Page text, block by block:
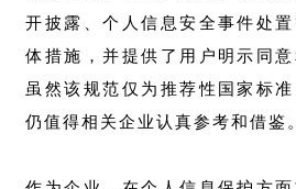
开披露、个人信息安全事件处
体措施，并提供了用户明示同意
虽然该规范仅为推荐性国家标
仍值得相关企业认真参考和借鉴。